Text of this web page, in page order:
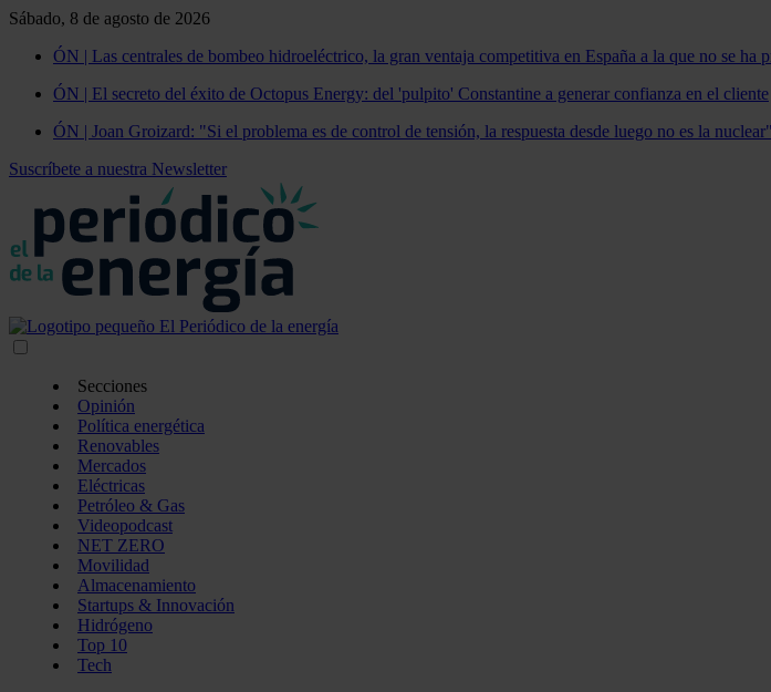
Sábado, 8 de agosto de 2026
ÓN | Las centrales de bombeo hidroeléctrico, la gran ventaja competitiva en España a la que no se ha
ÓN | El secreto del éxito de Octopus Energy: del 'pulpito' Constantine a generar confianza en el cliente
ÓN | Joan Groizard: "Si el problema es de control de tensión, la respuesta desde luego no es la nuclear"
Suscríbete a nuestra Newsletter
Secciones
Opinión
Política energética
Renovables
Mercados
Eléctricas
Petróleo & Gas
Videopodcast
NET ZERO
Movilidad
Almacenamiento
Startups & Innovación
Hidrógeno
Top 10
Tech